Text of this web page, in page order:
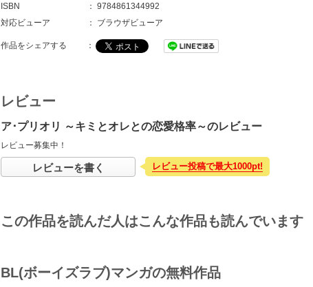
ISBN
： 9784861344992
対応ビューア
： ブラウザビューア
作品をシェアする ：
レビュー
ア･プリオリ ～キミとオレとの恋愛格率～のレビュー
レビュー募集中！
レビューを書く レビュー投稿で最大1000pt!
この作品を読んだ人はこんな作品も読んでいます
BL(ボーイズラブ)マンガの無料作品